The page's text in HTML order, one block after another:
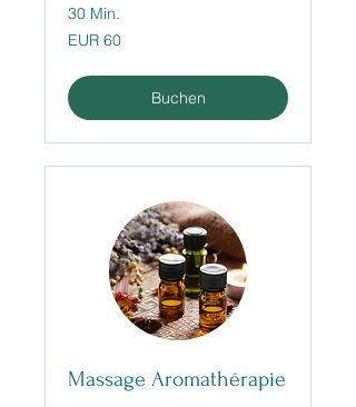
30 Min.
60
Euro
EUR 60
Buchen
Massage Aromathérapie